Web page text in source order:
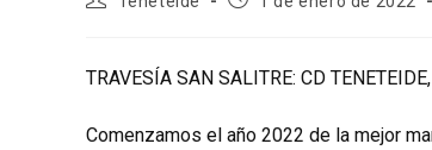
TRAVESÍA SAN SALITRE: CD
Comenzamos el año 2022 de la mejor